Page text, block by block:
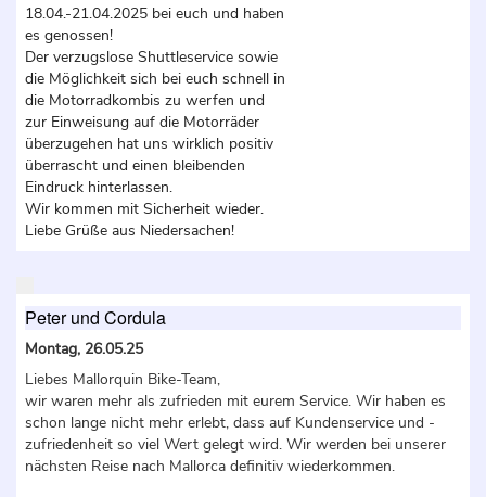
18.04.-21.04.2025 bei euch und haben
es genossen!
Der verzugslose Shuttleservice sowie
die Möglichkeit sich bei euch schnell in
die Motorradkombis zu werfen und
zur Einweisung auf die Motorräder
überzugehen hat uns wirklich positiv
überrascht und einen bleibenden
Eindruck hinterlassen.
Wir kommen mit Sicherheit wieder.
Liebe Grüße aus Niedersachen!
Peter und Cordula
Montag, 26.05.25
Liebes Mallorquin Bike-Team,
wir waren mehr als zufrieden mit eurem Service. Wir haben es
schon lange nicht mehr erlebt, dass auf Kundenservice und -
zufriedenheit so viel Wert gelegt wird. Wir werden bei unserer
nächsten Reise nach Mallorca definitiv wiederkommen.